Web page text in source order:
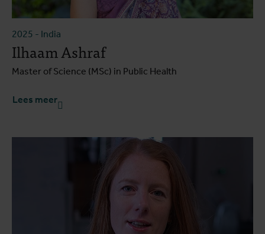
2025 - India
Ilhaam Ashraf
Master of Science (MSc) in Public Health
Lees meer